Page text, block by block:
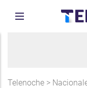
Telenoche >